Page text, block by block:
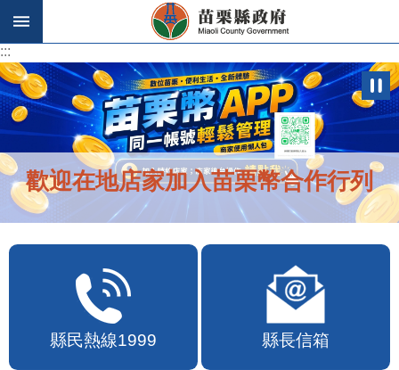
跳到主要內容區塊
:::
:::
歡迎在地店家加入苗栗幣合作行列
縣民熱線1999 縣長信箱